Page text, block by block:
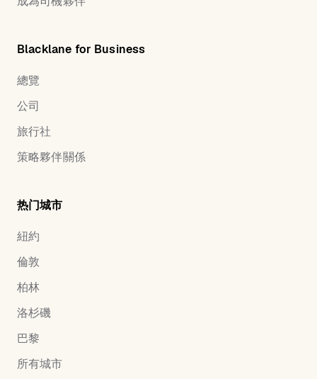
Blacklane for Business
總覽
公司
旅行社
策略夥伴關係
热门城市
紐約
倫敦
柏林
洛杉磯
巴黎
所有城市